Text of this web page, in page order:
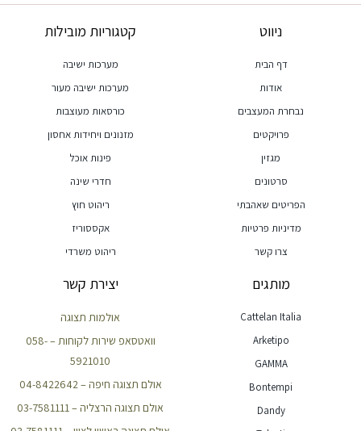
ניווט
דף הבית
אודות
נבחרת המעצבים
פרויקטים
מגזין
סרטונים
הפריטים שאהבתי
מדיניות פרטיות
צרו קשר
קטגוריות מובילות
מערכות ישיבה
מערכות ישיבה מעור
כורסאות מעוצבות
מזנונים ויחידות אחסון
פינות אוכל
חדרי שינה
ריהוט חוץ
אקססוריז
ריהוט משרדי
מותגים
Cattelan Italia
Arketipo
GAMMA
Bontempi
Dandy
יצירת קשר
אולמות תצוגה
וואטסאפ שירות לקוחות – 058-
5921010
אולם תצוגה חיפה – 04-8422642
אולם תצוגה הרצליה – 03-7581111